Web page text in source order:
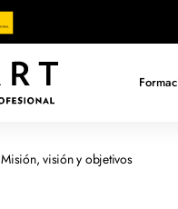
Misión, visión y objetivos